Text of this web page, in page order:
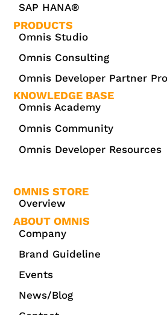
SAP HANA®
PRODUCTS
Omnis Studio
Omnis Consulting
Omnis Developer Partner
KNOWLEDGE BASE
Omnis Academy
Omnis Community
Omnis Developer Resources
OMNIS STORE
Overview
ABOUT OMNIS
Company
Brand Guideline
Events
News/Blog